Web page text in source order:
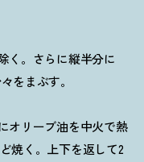
く。さらに縦半分に
をまぶす。
オリーブ油を中火で熱
焼く。上下を返して2